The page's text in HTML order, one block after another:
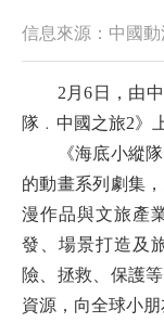
信息來源：中國
2月6日， 由
隊 ﹒中國之旅2》
《海底小縱隊
的動畫系列劇集
漫作品與文旅產
發、場景打造及
險、拯救、保護
資源，向全球小朋